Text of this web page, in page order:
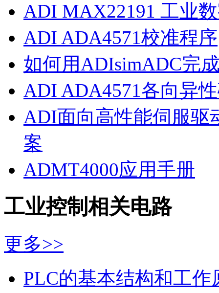
ADI MAX22191 工业
ADI ADA4571校准程序
如何用ADIsimADC完
ADI ADA4571各向异
ADI面向高性能伺服驱
案
ADMT4000应用手册
工业控制相关电路
更多>>
PLC的基本结构和工作